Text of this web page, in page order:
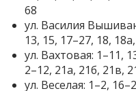
68
ул. Василия
13, 15, 17–27, 18,
ул. Вахтовая: 1–11,
2–12, 21а, 21б, 21в,
ул. Веселая: 1–2,